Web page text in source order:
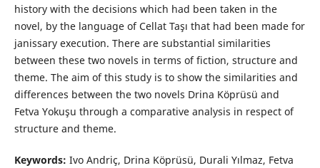
history with the decisions which had been taken in the
novel, by the language of Cellat Taşı that had been made for
janissary execution. There are substantial similarities
between these two novels in terms of fiction, structure and
theme. The aim of this study is to show the similarities and
differences between the two novels Drina Köprüsü and
Fetva Yokuşu through a comparative analysis in respect of
structure and theme.
Keywords: Ivo Andriç, Drina Köprüsü, Durali Yılmaz, Fetva